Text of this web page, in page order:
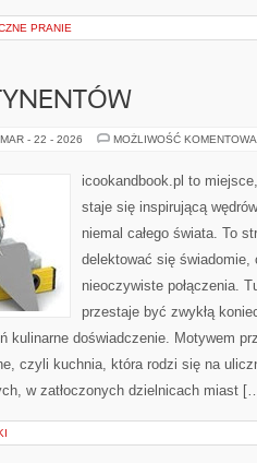
PRANIE
MAR - 22 - 2026 MOŻLIWOŚĆ
icookandbook.pl to
staje się inspirującą
niemal całego świata. To
delektować się
nieoczywiste połączenia.
przestaje być zwykłą
kulinarne doświadczenie. Motywem
czyli kuchnia, która rodzi się na
w zatłoczonych dzielnicach miast